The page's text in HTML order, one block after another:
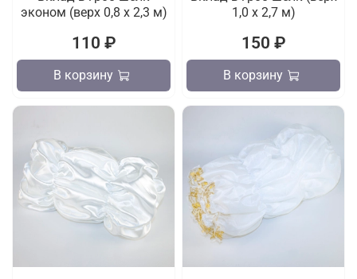
эконом (верх 0,8 х 2,3 м)
110 ₽
В корзину
1,0 х 2,7 м)
150 ₽
В корзину